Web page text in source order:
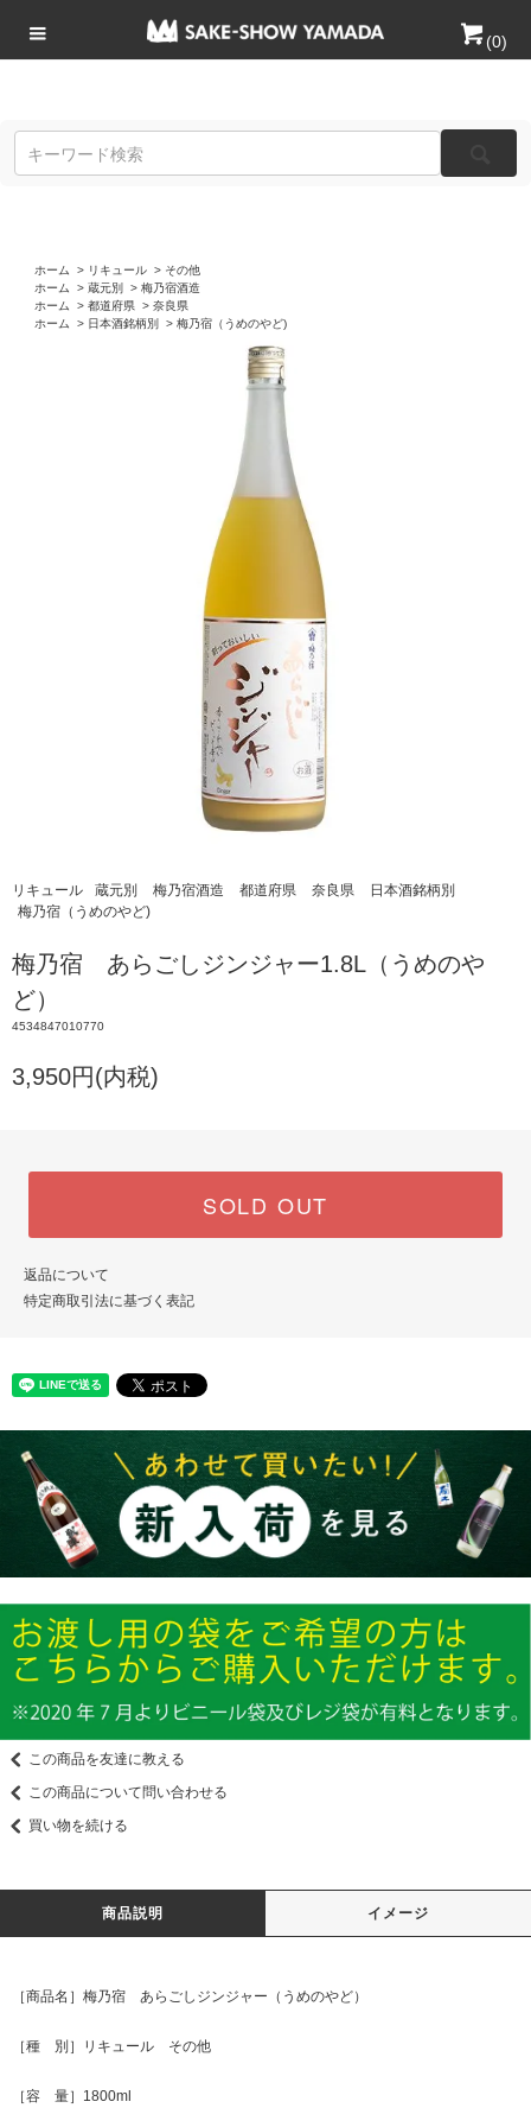
(0)
ホーム > リキュール > その他
ホーム
> 蔵元別 > 梅乃宿酒造
ホーム
> 都道府県 > 奈良県
ホーム
> 日本酒銘柄別 > 梅乃宿（うめのやど)
リキュール 蔵元別 梅乃宿酒造 都道府県 奈良県
日本酒銘柄別
梅乃宿（うめのやど)
梅乃宿 あらごしジンジャー1.8L（うめのや
ど）
4534847010770
3,950円(内税)
SOLD OUT
返品について
特定商取引法に基づく表記
この商品を友達に教える
この商品について問い合わせる
買い物を続ける
商品説明 イメージ
［商品名］梅乃宿 あらごしジンジャー（うめのやど）
［種 別］リキュール その他
［容 量］1800ml